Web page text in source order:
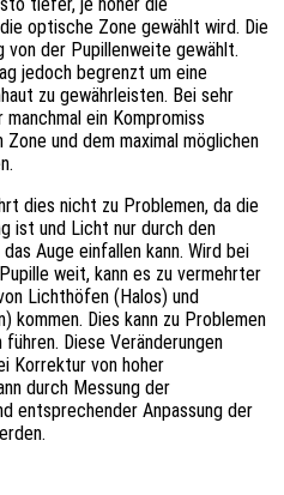
optische Zone gewählt wird. Die
der Pupillenweite gewählt.
jedoch begrenzt um eine
zu gewährleisten. Bei sehr
ein Kompromiss
und dem maximal möglichen
dies nicht zu Problemen, da die
ist und Licht nur durch den
Auge einfallen kann. Wird bei
weit, kann es zu vermehrter
Lichthöfen (Halos) und
kommen. Dies kann zu Problemen
Diese Veränderungen
Korrektur von hoher
durch Messung der
entsprechender Anpassung der